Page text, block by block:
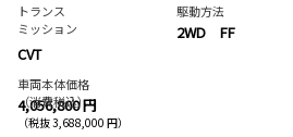
トランス
ミッション
CVT
駆動方法
2WD FF
車両本体価格
（消費税込）
4,056,800 円
（税抜 3,688,000 円）